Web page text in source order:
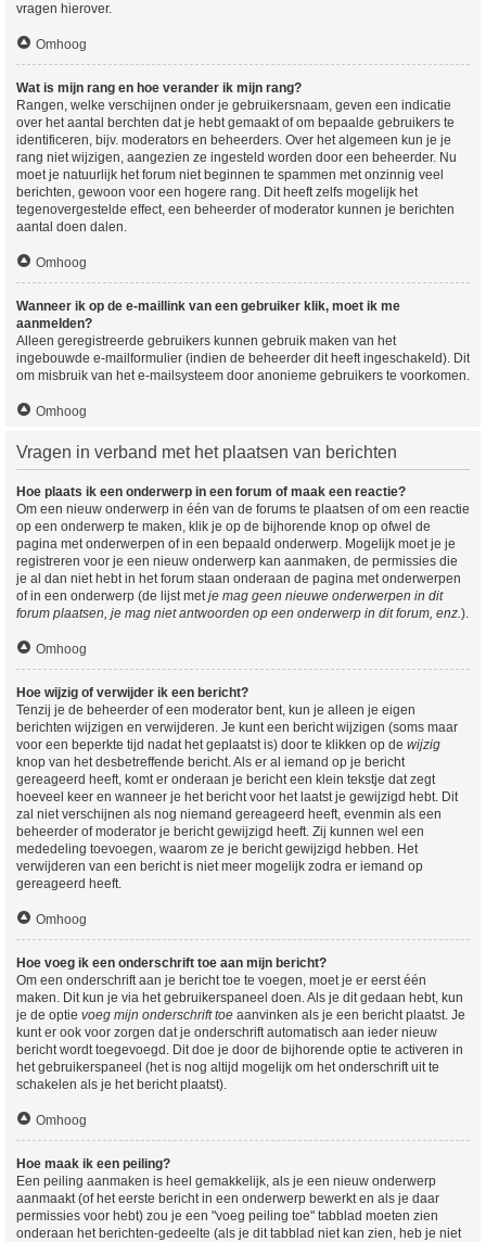
vragen hierover.
Omhoog
Wat is mijn rang en hoe verander ik mijn rang?
Rangen, welke verschijnen onder je gebruikersnaam, geven een indicatie
over het aantal berchten dat je hebt gemaakt of om bepaalde gebruikers te
identificeren, bijv. moderators en beheerders. Over het algemeen kun je je
rang niet wijzigen, aangezien ze ingesteld worden door een beheerder. Nu
moet je natuurlijk het forum niet beginnen te spammen met onzinnig veel
berichten, gewoon voor een hogere rang. Dit heeft zelfs mogelijk het
tegenovergestelde effect, een beheerder of moderator kunnen je berichten
aantal doen dalen.
Omhoog
Wanneer ik op de e-maillink van een gebruiker klik, moet ik me
aanmelden?
Alleen geregistreerde gebruikers kunnen gebruik maken van het
ingebouwde e-mailformulier (indien de beheerder dit heeft ingeschakeld). Dit
om misbruik van het e-mailsysteem door anonieme gebruikers te voorkomen.
Omhoog
Vragen in verband met het plaatsen van berichten
Hoe plaats ik een onderwerp in een forum of maak een reactie?
Om een nieuw onderwerp in één van de forums te plaatsen of om een reactie
op een onderwerp te maken, klik je op de bijhorende knop op ofwel de
pagina met onderwerpen of in een bepaald onderwerp. Mogelijk moet je je
registreren voor je een nieuw onderwerp kan aanmaken, de permissies die
je al dan niet hebt in het forum staan onderaan de pagina met onderwerpen
of in een onderwerp (de lijst metje mag geen nieuwe onderwerpen in dit
forum plaatsen, je mag niet antwoorden op een onderwerp in dit forum, enz.).
Omhoog
Hoe wijzig of verwijder ik een bericht?
Tenzij je de beheerder of een moderator bent, kun je alleen je eigen
berichten wijzigen en verwijderen. Je kunt een bericht wijzigen (soms maar
voor een beperkte tijd nadat het geplaatst is) door te klikken op de wijzig
knop van het desbetreffende bericht. Als er al iemand op je bericht
gereageerd heeft, komt er onderaan je bericht een klein tekstje dat zegt
hoeveel keer en wanneer je het bericht voor het laatst je gewijzigd hebt. Dit
zal niet verschijnen als nog niemand gereageerd heeft, evenmin als een
beheerder of moderator je bericht gewijzigd heeft. Zij kunnen wel een
mededeling toevoegen, waarom ze je bericht gewijzigd hebben. Het
verwijderen van een bericht is niet meer mogelijk zodra er iemand op
gereageerd heeft.
Omhoog
Hoe voeg ik een onderschrift toe aan mijn bericht?
Om een onderschrift aan je bericht toe te voegen, moet je er eerst één
maken. Dit kun je via het gebruikerspaneel doen. Als je dit gedaan hebt, kun
je de optie voeg mijn onderschrift toe aanvinken als je een bericht plaatst. Je
kunt er ook voor zorgen dat je onderschrift automatisch aan ieder nieuw
bericht wordt toegevoegd. Dit doe je door de bijhorende optie te activeren in
het gebruikerspaneel (het is nog altijd mogelijk om het onderschrift uit te
schakelen als je het bericht plaatst).
Omhoog
Hoe maak ik een peiling?
Een peiling aanmaken is heel gemakkelijk, als je een nieuw onderwerp
aanmaakt (of het eerste bericht in een onderwerp bewerkt en als je daar
permissies voor hebt) zou je een "voeg peiling toe" tabblad moeten zien
onderaan het berichten-gedeelte (als je dit tabblad niet kan zien, heb je niet